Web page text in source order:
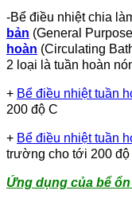
-Bể điều nhiệt chia
bản (General
hoàn (Circulating
2 loại là tuần hoàn
+ Bể điều nhiệt tuần
200 độ C
+ Bể điều nhiệt tuần
trường cho tới 200 độ
Ứng dụng của bể